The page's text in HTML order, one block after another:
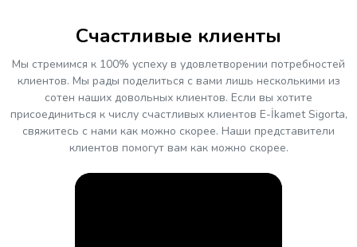
Счастливые клиенты
Мы стремимся к 100% успеху в удовлетворении потребностей
клиентов. Мы рады поделиться с вами лишь несколькими из
сотен наших довольных клиентов. Если вы хотите
присоединиться к числу счастливых клиентов E-İkamet Sigorta,
свяжитесь с нами как можно скорее. Наши представители
клиентов помогут вам как можно скорее.